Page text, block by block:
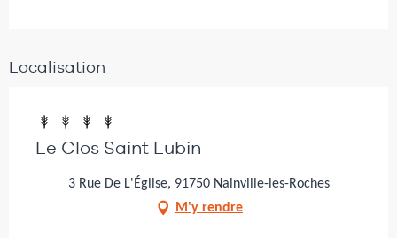
Localisation
Le Clos Saint Lubin
3 Rue De L'Église, 91750 Nainville-les-Roches
M'y rendre